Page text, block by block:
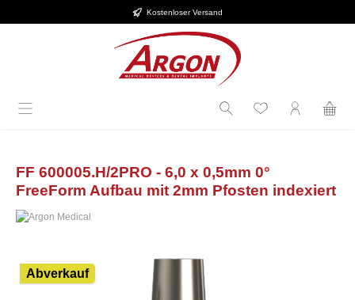
Kostenloser Versand
FF 600005.H/2PRO - 6,0 x 0,5mm 0°
FreeForm Aufbau mit 2mm Pfosten indexiert
Bildergalerie überspringen
Abverkauf